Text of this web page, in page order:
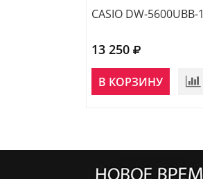
CASIO DW-5600UBB-1
13 250
В КОРЗИНУ